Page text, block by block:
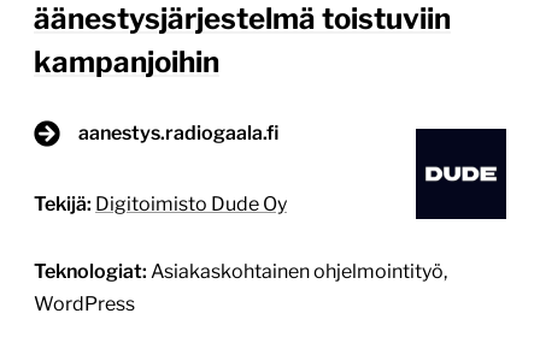
äänestysjärjestelmä toistuviin
kampanjoihin
aanestys.radiogaala.fi
Tekijä: Digitoimisto Dude Oy
Teknologiat: Asiakaskohtainen ohjelmointityö,
WordPress